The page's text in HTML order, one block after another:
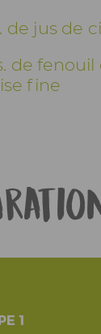
de jus de
de
fine
1